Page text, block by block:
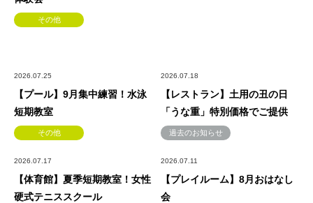
その他
2026.07.25
【プール】9月集中練習！水泳
短期教室
その他
2026.07.18
【レストラン】土用の丑の日
「うな重」特別価格でご提供
過去のお知らせ
2026.07.17
【体育館】夏季短期教室！女性
硬式テニススクール
2026.07.11
【プレイルーム】8月おはなし
会